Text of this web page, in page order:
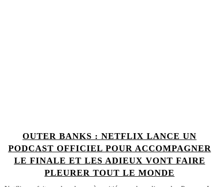
OUTER BANKS : NETFLIX LANCE UN
PODCAST OFFICIEL POUR ACCOMPAGNER
LE FINALE ET LES ADIEUX VONT FAIRE
PLEURER TOUT LE MONDE